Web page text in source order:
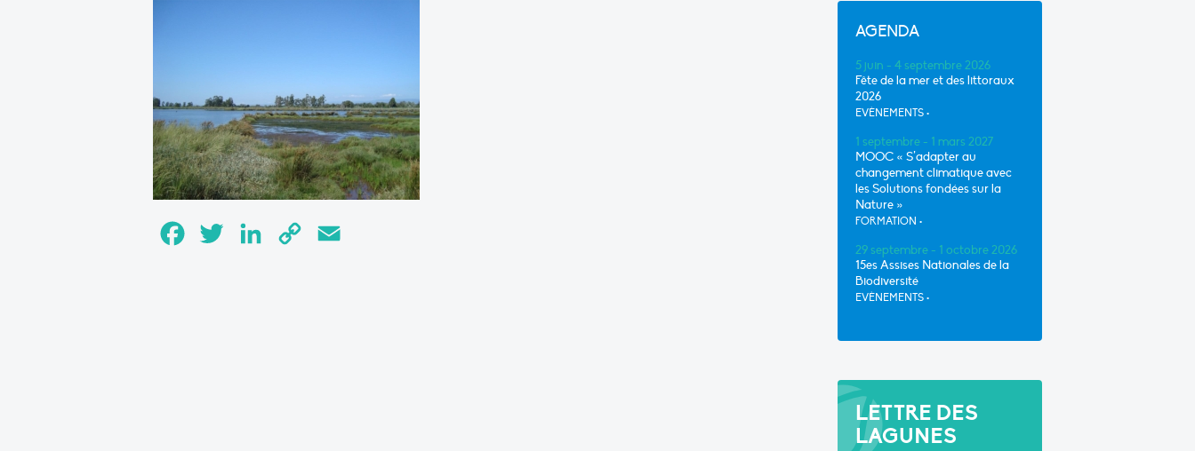
FacebookTwitter LinkedInCopy
AGENDA
5 juin - 4 septembre 2026
Fête de la mer et des littoraux
2026
EVÈNEMENTS •
1 septembre - 1 mars 2027
MOOC « S’adapter au
changement climatique avec
les Solutions fondées sur la
Nature »
FORMATION •
29 septembre - 1 octobre 2026
15es Assises Nationales de la
Biodiversité
EVÈNEMENTS •
LETTRE DES
LAGUNES